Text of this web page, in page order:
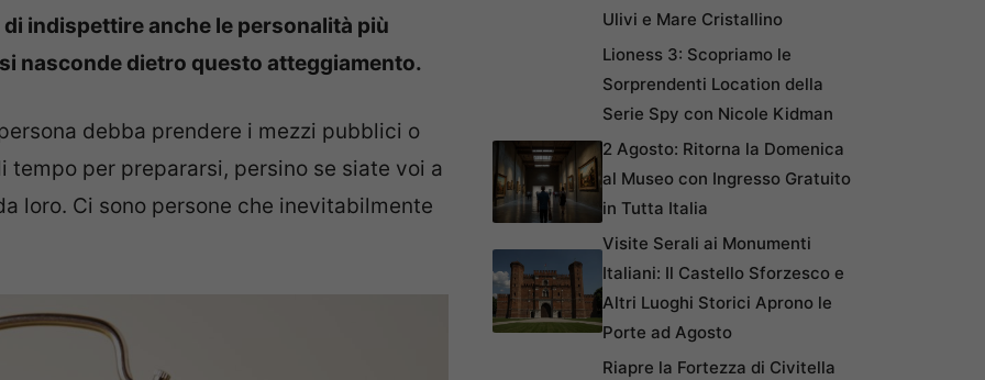
indispettire anche le personalità più
nasconde dietro questo atteggiamento.
debba prendere i mezzi pubblici o
tempo per prepararsi, persino se siate voi a
loro. Ci sono persone che inevitabilmente
Ulivi e Mare Cristallino
Lioness 3: Scopriamo le
Sorprendenti Location della
Serie Spy con Nicole Kidman
2 Agosto: Ritorna la Domenica
al Museo con Ingresso Gratuito
in Tutta Italia
Visite Serali ai Monumenti
Italiani: Il Castello Sforzesco e
Altri Luoghi Storici Aprono le
Porte ad Agosto
Riapre la Fortezza di Civitella